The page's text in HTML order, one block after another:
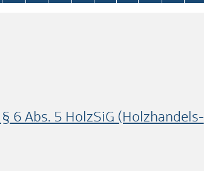
6 Abs. 5 HolzSiG (Holzhandels-